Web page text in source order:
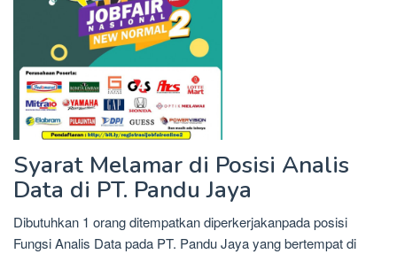
Syarat Melamar di Posisi Analis
Data di PT. Pandu Jaya
Dibutuhkan 1 orang ditempatkan diperkerjakanpada posisi
Fungsi Analis Data pada PT. Pandu Jaya yang bertempat di